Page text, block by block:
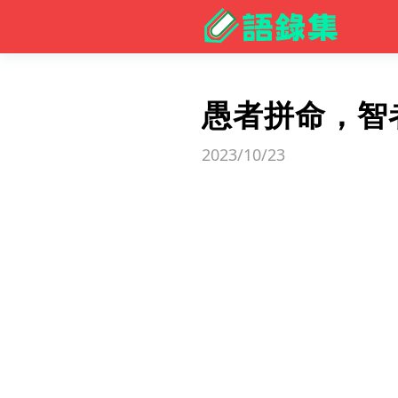
愚者拼命，智
2023/10/23